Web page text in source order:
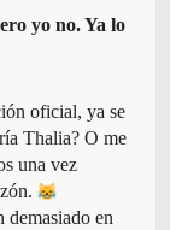
yo no. Ya lo
oficial, ya se
Thalia? O me
una vez
demasiado en